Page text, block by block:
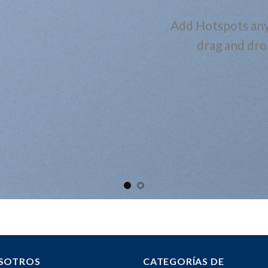
Add Hotspots
drag and
CATEGORÍAS DE